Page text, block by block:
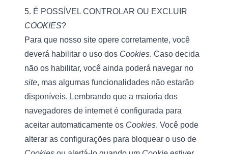
COOKIES?
Para que nosso site opere corretamente, você
deverá habilitar o uso dos Cookies. Caso decida
site, mas algumas funcionalidades não estarão
disponíveis. Lembrando que a maioria dos
navegadores de internet é configurada para
aceitar automaticamente os Cookies. Você pode